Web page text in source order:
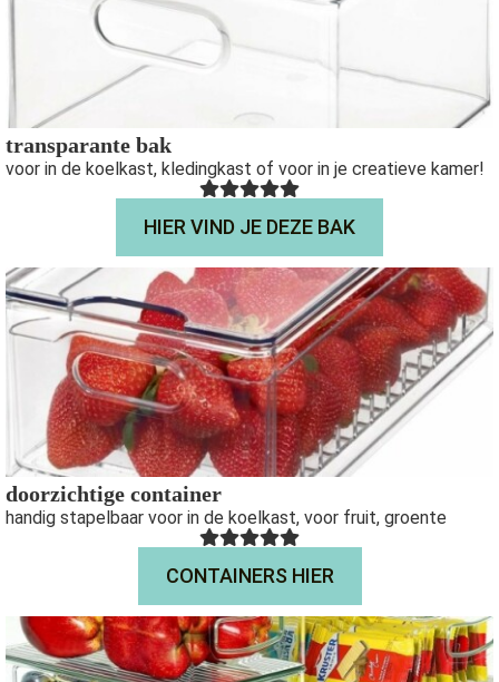
transparante bak
voor in de koelkast, kledingkast of voor in je creatieve kamer!
HIER VIND JE DEZE BAK
doorzichtige container
handig stapelbaar voor in de koelkast, voor fruit, groente
CONTAINERS HIER